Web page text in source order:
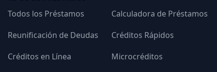
Todos los Préstamos
Calculadora de Préstamos
Reunificación de Deudas
Créditos Rápidos
Créditos en Línea
Microcréditos